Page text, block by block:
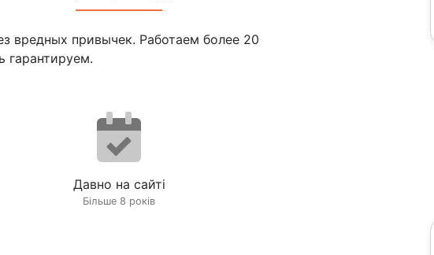
вредных привычек. Работаем более 20
гарантируем.
Давно на сайті
Більше 8 років